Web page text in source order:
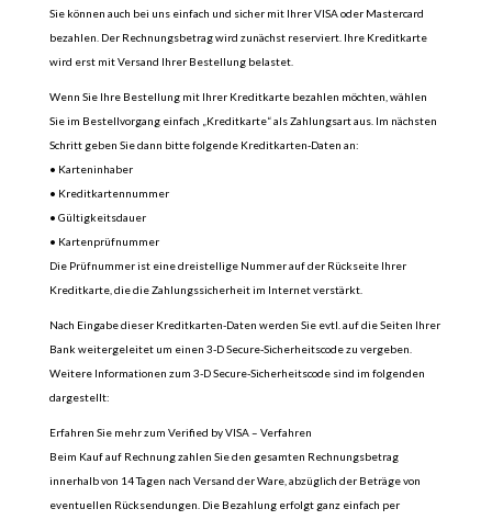
Sie können auch bei uns einfach und sicher mit Ihrer VISA oder Mastercard
bezahlen. Der Rechnungsbetrag wird zunächst reserviert. Ihre Kreditkarte
wird erst mit Versand Ihrer Bestellung belastet.
Wenn Sie Ihre Bestellung mit Ihrer Kreditkarte bezahlen möchten, wählen
Sie im Bestellvorgang einfach „Kreditkarte“ als Zahlungsart aus. Im nächsten
Schritt geben Sie dann bitte folgende Kreditkarten-Daten an:
• Karteninhaber
• Kreditkartennummer
• Gültigkeitsdauer
• Kartenprüfnummer
Die Prüfnummer ist eine dreistellige Nummer auf der Rückseite Ihrer
Kreditkarte, die die Zahlungssicherheit im Internet verstärkt.
Nach Eingabe dieser Kreditkarten-Daten werden Sie evtl. auf die Seiten Ihrer
Bank weitergeleitet um einen 3-D Secure-Sicherheitscode zu vergeben.
Weitere Informationen zum 3-D Secure-Sicherheitscode sind im folgenden
dargestellt:
Erfahren Sie mehr zum Verified by VISA – Verfahren
Beim Kauf auf Rechnung zahlen Sie den gesamten Rechnungsbetrag
innerhalb von 14 Tagen nach Versand der Ware, abzüglich der Beträge von
eventuellen Rücksendungen. Die Bezahlung erfolgt ganz einfach per